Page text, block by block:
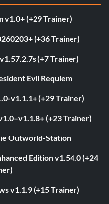
v1.0+ (+29 Trainer)
(+36 Trainer)
(+7 Trainer)
Evil Requiem
v1.1.1+ (+29 Trainer)
(+23 Trainer)
Outworld-Station
Edition v1.54.0 (+24
v1.1.9 (+15 Trainer)